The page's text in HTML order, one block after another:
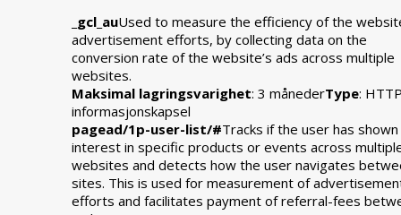
_gcl_auUsed to measure the efficiency of the
advertisement efforts, by collecting data on the
conversion rate of the website’s ads across multiple
websites.
Maksimal lagringsvarighet: 3 månederType:
informasjonskapsel
pagead/1p-user-list/#Tracks if the user has shown
interest in specific products or events across
websites and detects how the user navigates
sites. This is used for measurement of
efforts and facilitates payment of referral-fees